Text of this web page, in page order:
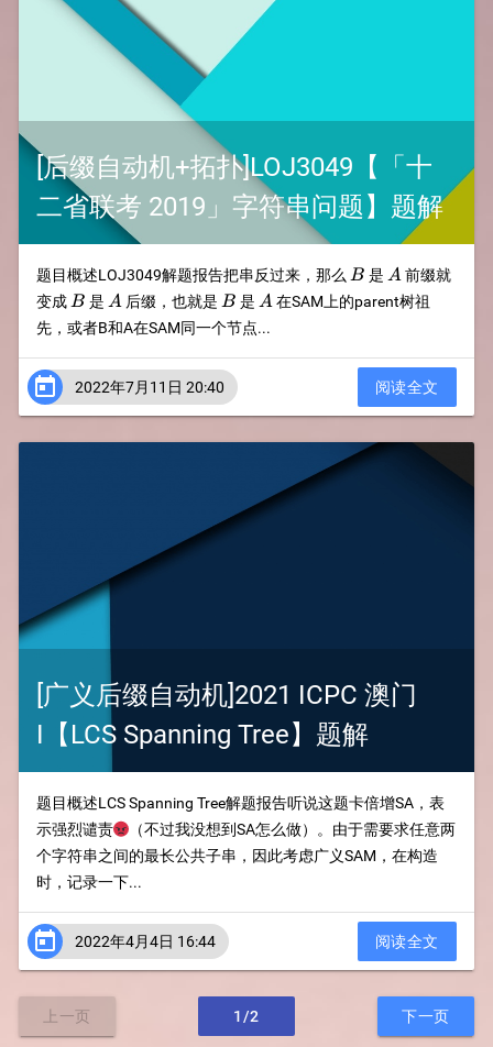
[后缀自动机+拓扑]LOJ3049【「十
二省联考 2019」字符串问题】题解
题目概述LOJ3049解题报告把串反过来，那么 B
B 是 A
A 前缀就
变成 B
B 是 A
A 后缀，也就是 B
B 是 A
A 在SAM上的parent树祖
先，或者B和A在SAM同一个节点...
 2022年7月11日 20:40 阅读全文
[广义后缀自动机]2021 ICPC 澳门
I【LCS Spanning Tree】题解
题目概述LCS Spanning Tree解题报告听说这题卡倍增SA，表
示强烈谴责😡（不过我没想到SA怎么做）。由于需要求任意两
个字符串之间的最长公共子串，因此考虑广义SAM，在构造
时，记录一下...
 2022年4月4日 16:44 阅读全文
上一页 1/2 下一页